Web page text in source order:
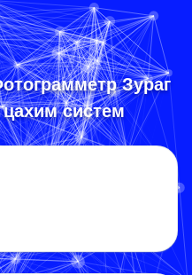
Зураг
систем